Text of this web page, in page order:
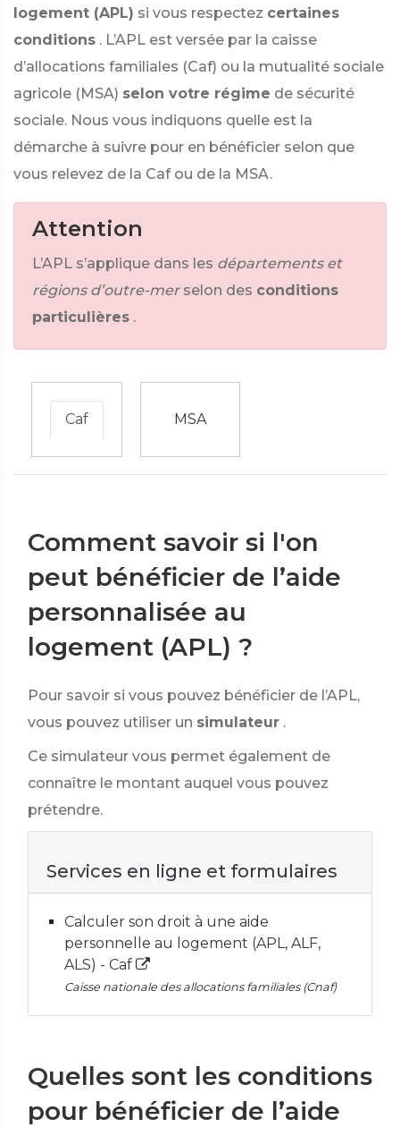
logement (APL) si vous respectez certaines
conditions . L’APL est versée par la caisse
d’allocations familiales (Caf) ou la mutualité sociale
agricole (MSA) selon votre régime de sécurité
sociale. Nous vous indiquons quelle est la
démarche à suivre pour en bénéficier selon que
vous relevez de la Caf ou de la MSA.
Attention
L’APL s’applique dans les départements et
régions d’outre-mer selon des conditions
particulières .
Caf MSA
Comment savoir si l'on
peut bénéficier de l’aide
personnalisée au
logement (APL) ?
Pour savoir si vous pouvez bénéficier de l’APL,
vous pouvez utiliser un simulateur .
Ce simulateur vous permet également de
connaître le montant auquel vous pouvez
prétendre.
Services en ligne et formulaires
Calculer son droit à une aide
personnelle au logement (APL, ALF,
ALS) - Caf
Caisse nationale des allocations familiales (Cnaf)
Quelles sont les conditions
pour bénéficier de l’aide